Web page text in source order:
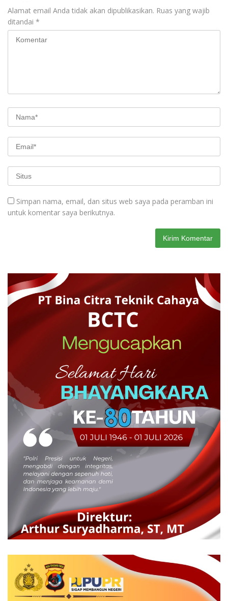
Alamat email Anda tidak akan dipublikasikan. Ruas yang wajib
ditandai *
Simpan nama, email, dan situs web saya pada peramban ini
untuk komentar saya berikutnya.